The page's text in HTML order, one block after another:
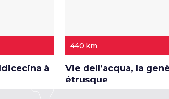
à
440 km
Vie dell’acqua, la
étrusque